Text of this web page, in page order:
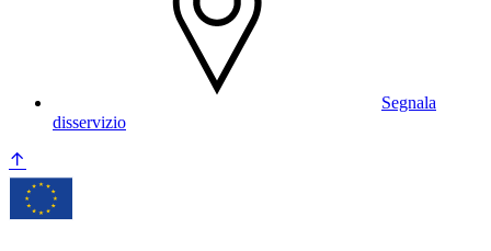
Segnala
disservizio